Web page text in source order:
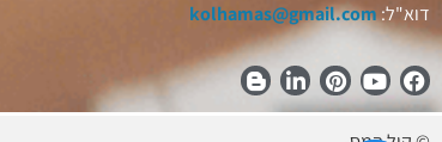
דוא"ל:kolhamas@gmail.com